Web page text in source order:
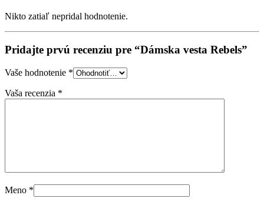
Nikto zatiaľ nepridal hodnotenie.
Pridajte prvú recenziu pre “Dámska vesta Rebels”
Vaše hodnotenie *
Vaša recenzia *
Meno *